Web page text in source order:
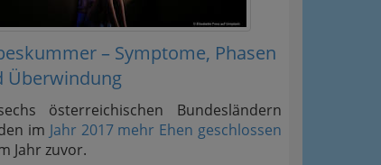
– Symptome, Phasen
Überwindung
österreichischen Bundesländern
im Jahr 2017 mehr Ehen geschlossen
Jahr zuvor.